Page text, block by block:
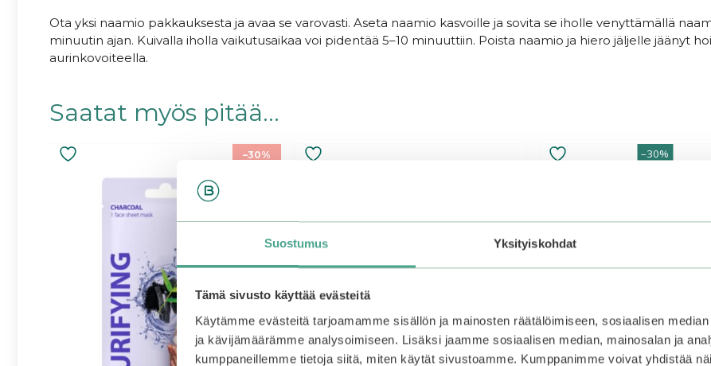
Suostumus Yksityiskohdat
Tämä sivusto käyttää evästeitä
Käytämme evästeitä tarjoamamme sisällön ja mainosten räätälöimiseen, sosiaalisen
ja kävijämäärämme analysoimiseen. Lisäksi jaamme sosiaalisen median, mainosalan ja
kumppaneillemme tietoja siitä, miten käytät sivustoamme. Kumppanimme voivat yhdistää
Ota yksi naamio pakkauksesta ja avaa se varovasti. Aseta naamio kasvoille ja sovita se iholle venyttämällä
minuutin ajan. Kuivalla iholla vaikutusaikaa voi pidentää 5–10 minuuttiin. Poista naamio ja hiero jäljelle jäänyt
aurinkovoiteella.
Saatat myös pitää...
–30% –30%